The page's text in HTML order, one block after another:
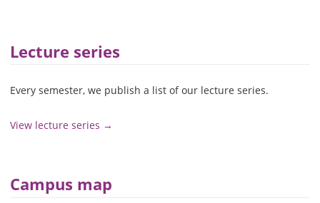
Lecture series
Every semester, we publish a list of our lecture series.
View lecture series →
Campus map